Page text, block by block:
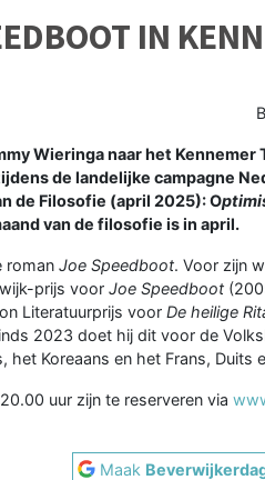
IN
Wieringa naar het Kennemer
de landelijke campagne
de Filosofie (april 2025): O
van de filosofie is in april.
roman Joe Speedboot. Voor zijn
prijs voor Joe Speedboot
Literatuurprijs voor De heilige
2023 doet hij dit voor de
Koreaans en het Frans, Duits
uur zijn te reserveren via
Maak